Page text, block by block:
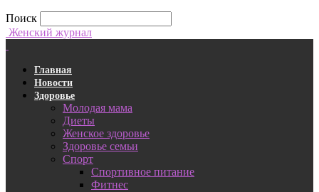
Поиск
Женский журнал
Главная
Новости
Здоровье
Молодая мама
Диеты
Женское здоровье
Здоровье семьи
Спорт
Спортивное питание
Фитнес